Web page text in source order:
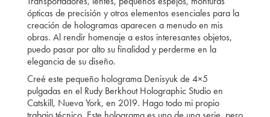
ópticas de precisión y otros elementos esenciales para la
creación de hologramas aparecen a menudo en mis
obras. Al rendir homenaje a estos interesantes objetos,
puedo pasar por alto su finalidad y perderme en la
elegancia de su diseño.
Creé este pequeño holograma Denisyuk de 4×5
pulgadas en el Rudy Berkhout Holographic Studio en
Catskill, Nueva York, en 2019. Hago todo mi propio